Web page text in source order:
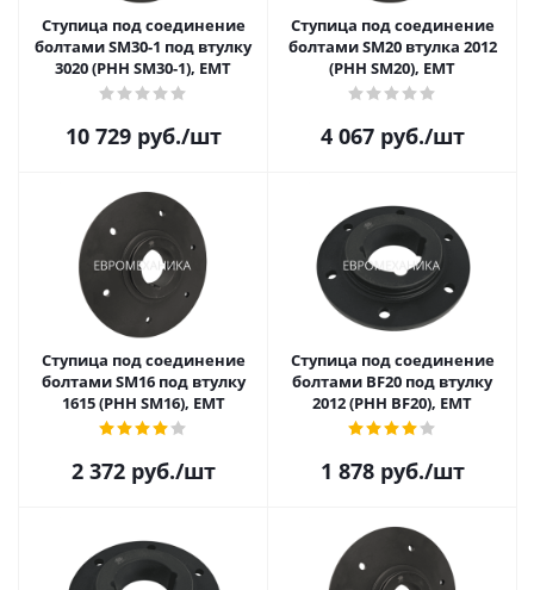
Ступица под соединение
болтами SM30-1 под втулку
3020 (PHH SM30-1), EMT
10 729руб./шт
Ступица под соединение
болтами SM20 втулка 2012
(PHH SM20), EMT
4 067руб./шт
Ступица под соединение
болтами SM16 под втулку
1615 (PHH SM16), EMT
2 372руб./шт
Ступица под соединение
болтами BF20 под втулку
2012 (PHH BF20), EMT
1 878руб./шт